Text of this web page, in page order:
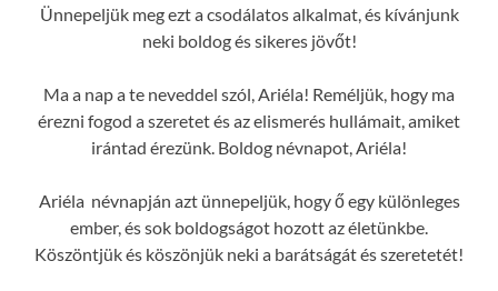
Ünnepeljük meg ezt a csodálatos alkalmat, és kívánjunk
neki boldog és sikeres jövőt!
Ma a nap a te neveddel szól, Ariéla! Reméljük, hogy ma
érezni fogod a szeretet és az elismerés hullámait, amiket
irántad érezünk. Boldog névnapot, Ariéla!
Ariéla névnapján azt ünnepeljük, hogy ő egy különleges
ember, és sok boldogságot hozott az életünkbe.
Köszöntjük és köszönjük neki a barátságát és szeretetét!